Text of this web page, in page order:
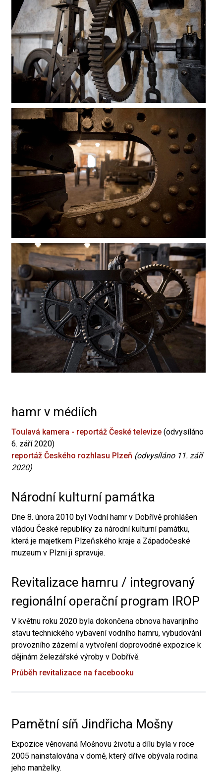
hamr v médiích
Toulavá kamera - reportáž České televize (odvysíláno
6. září 2020)
reportáž Českého rozhlasu Plzeň (odvysíláno 11. září
2020)
Národní kulturní památka
Dne 8. února 2010 byl Vodní hamr v Dobřívě prohlášen
vládou České republiky za národní kulturní památku,
která je majetkem Plzeňského kraje a Západočeské
muzeum v Plzni ji spravuje.
Revitalizace hamru / integrovaný
regionální operační program IROP
V květnu roku 2020 byla dokončena obnova havarijního
stavu technického vybavení vodního hamru, vybudování
provozního zázemí a vytvoření doprovodné expozice k
dějinám železářské výroby v Dobřívě.
Průběh revitalizace na facebooku
Pamětní síň Jindřicha Mošny
Expozice věnovaná Mošnovu životu a dílu byla v roce
2005 nainstalována v domě, který dříve obývala rodina
jeho manželky.